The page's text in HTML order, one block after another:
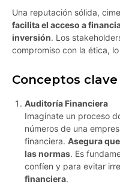
Una reputación sólida,
facilita el acceso a
inversión. Los
compromiso con la ética,
Conceptos clave
Auditoría Financiera
Imagínate un proceso
números de una
financiera. Asegura
las normas. Es
confíen y para evitar
financiera.